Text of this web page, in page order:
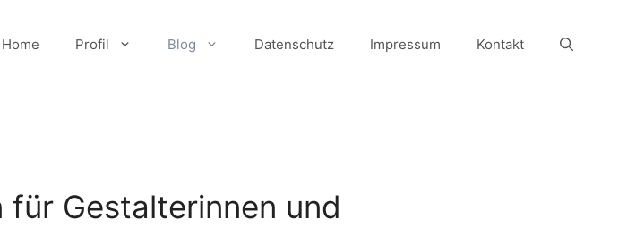
Home Profil Blog Datenschutz Impressum Kontakt
Gestalterinnen und